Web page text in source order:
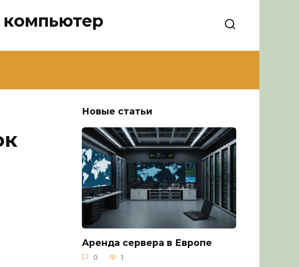
компьютер
Новые статьи
Аренда сервера в Европе
0 1